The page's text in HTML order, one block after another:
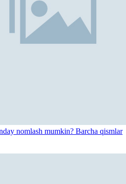
nomlash mumkin? Barcha qismlar